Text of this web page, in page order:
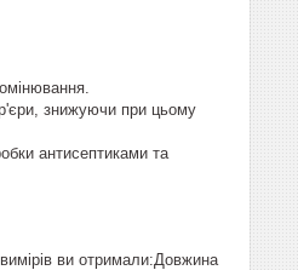
знижуючи при цьому
антисептиками та
ви отримали:Довжина